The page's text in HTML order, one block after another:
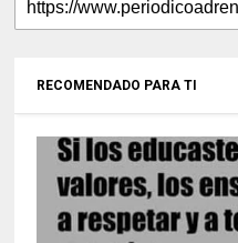
RECOMENDADO PARA TI